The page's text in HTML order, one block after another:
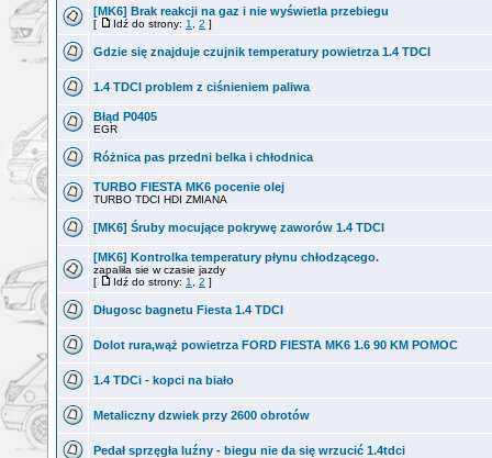
[MK6] Brak reakcji na gaz i nie wyświetla przebiegu
[ Idź do strony: 1 2 ]
Gdzie się znajduje czujnik temperatury powietrza 1.4 TDCI
1.4 TDCI problem z ciśnieniem paliwa
Błąd P0405
EGR
Różnica pas przedni belka i chłodnica
TURBO FIESTA MK6 pocenie olej
TURBO TDCI HDI ZMIANA
[MK6] Śruby mocujące pokrywę zaworów 1.4 TDCI
[MK6] Kontrolka temperatury płynu chłodzącego.
zapaliła sie w czasie jazdy
[
Idź do strony: 1 2 ]
Długosc bagnetu Fiesta 1.4 TDCI
Dolot rura,wąż powietrza FORD FIESTA MK6 1.6 90 KM POMOC
1.4 TDCi - kopci na biało
Metaliczny dzwiek przy 2600 obrotów
Pedał sprzęgła luźny - biegu nie da się wrzucić 1.4tdci